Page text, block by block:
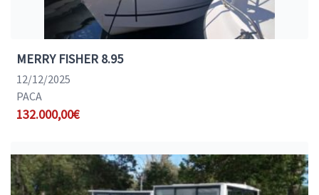
MERRY FISHER 8.95
12/12/2025
PACA
132.000,00€